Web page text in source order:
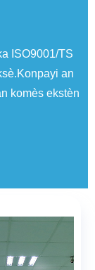
ISO9001/TS
an
komès ekstèn